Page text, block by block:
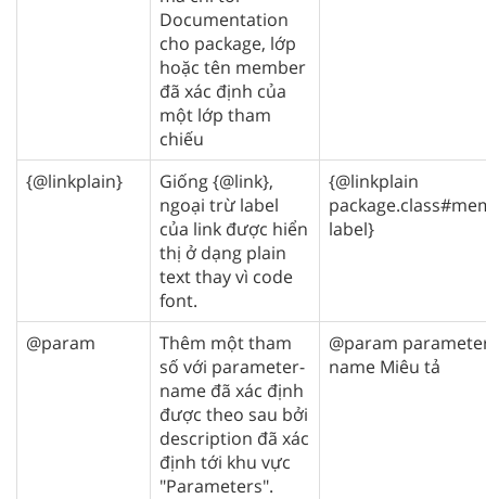
Documentation
cho package, lớp
hoặc tên member
đã xác định của
một lớp tham
chiếu
{@linkplain}
Giống {@link},
ngoại trừ label
của link được hiển
thị ở dạng plain
text thay vì code
font.
{@linkplain
label}
@param
Thêm một tham
số với parameter-
name đã xác định
được theo sau bởi
description đã xác
định tới khu vực
"Parameters".
@param
name Miêu tả